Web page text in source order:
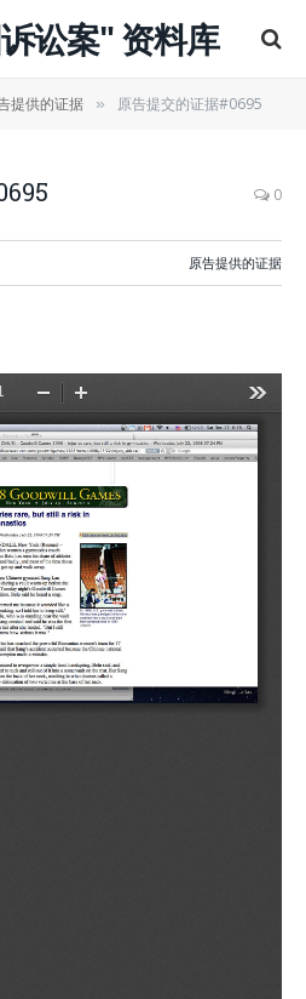
讼案" 资料库
提供的证据 » 原告提交的证据#0695
0
原告提供的证据